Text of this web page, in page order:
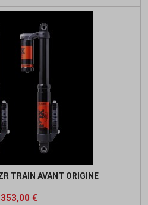
TRAIN AVANT ORIGINE
353,00 €